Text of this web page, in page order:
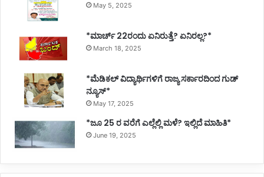
May 5, 2025
*ಮಾರ್ಚ್ 22ರಂದು ಏನಿರುತ್ತೆ? ಏನಿರಲ್ಲ?*
March 18, 2025
*ಮೆಡಿಕಲ್ ವಿದ್ಯಾರ್ಥಿಗಳಿಗೆ ರಾಜ್ಯ ಸರ್ಕಾರದಿಂದ ಗುಡ್
ನ್ಯೂಸ್*
May 17, 2025
*ಜೂ 25 ರ ವರೆಗೆ ಎಲ್ಲೆಲ್ಲಿ ಮಳೆ? ಇಲ್ಲಿದೆ ಮಾಹಿತಿ*
June 19, 2025